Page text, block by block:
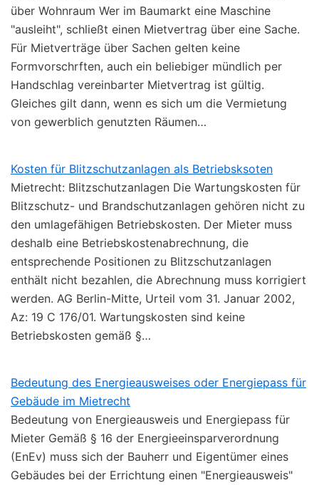
über Wohnraum Wer im Baumarkt eine Maschine
"ausleiht", schließt einen Mietvertrag über eine Sache.
Für Mietverträge über Sachen gelten keine
Formvorschrften, auch ein beliebiger mündlich per
Handschlag vereinbarter Mietvertrag ist gültig.
Gleiches gilt dann, wenn es sich um die Vermietung
von gewerblich genutzten Räumen…
Kosten für Blitzschutzanlagen als Betriebsksoten
Mietrecht: Blitzschutzanlagen Die Wartungskosten für
Blitzschutz- und Brandschutzanlagen gehören nicht zu
den umlagefähigen Betriebskosten. Der Mieter muss
deshalb eine Betriebskostenabrechnung, die
entsprechende Positionen zu Blitzschutzanlagen
enthält nicht bezahlen, die Abrechnung muss korrigiert
werden. AG Berlin-Mitte, Urteil vom 31. Januar 2002,
Az: 19 C 176/01. Wartungskosten sind keine
Betriebskosten gemäß §…
Bedeutung des Energieausweises oder Energiepass für
Gebäude im Mietrecht
Bedeutung von Energieausweis und Energiepass für
Mieter Gemäß § 16 der Energieeinsparverordnung
(EnEv) muss sich der Bauherr und Eigentümer eines
Gebäudes bei der Errichtung einen "Energieausweis"